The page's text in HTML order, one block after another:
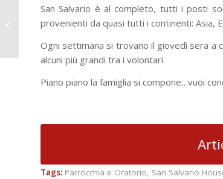
San Salvario è al completo, tutti i posti
provenienti da quasi tutti i continenti: Asia,
Ogni settimana si trovano il giovedì sera a
alcuni più grandi tra i volontari.
Piano piano la famiglia si compone…vuoi
Tags: Parrocchia e Oratorio, San Salvario
Don Bosco San
Salvario – Cep riunite
per camminare
insieme